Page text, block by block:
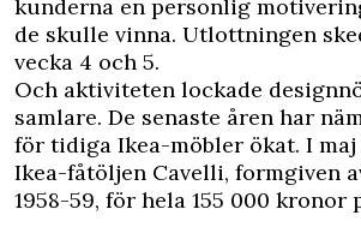
kunderna en personlig
de skulle vinna. Utlottningen
vecka 4 och 5.
Och aktiviteten lockade
samlare. De senaste åren har
för tidiga Ikea-möbler ökat. I maj
Ikea-fåtöljen Cavelli, formgiven
1958-59, för hela 155 000 kronor